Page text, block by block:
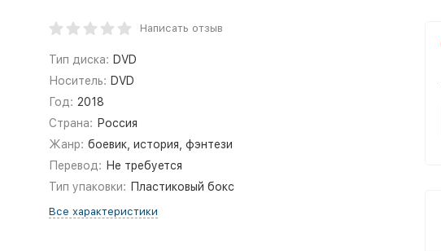
Написать отзыв
Тип диска: DVD
Носитель: DVD
Год: 2018
Страна: Россия
Жанр: боевик, история, фэнтези
Перевод: Не требуется
Тип упаковки: Пластиковый бокс
Все характеристики